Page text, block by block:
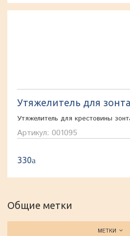
Утяжелитель для зонта
Утяжелитель для крестовины
Артикул: 001095
330a
Общие метки
МЕТКИ